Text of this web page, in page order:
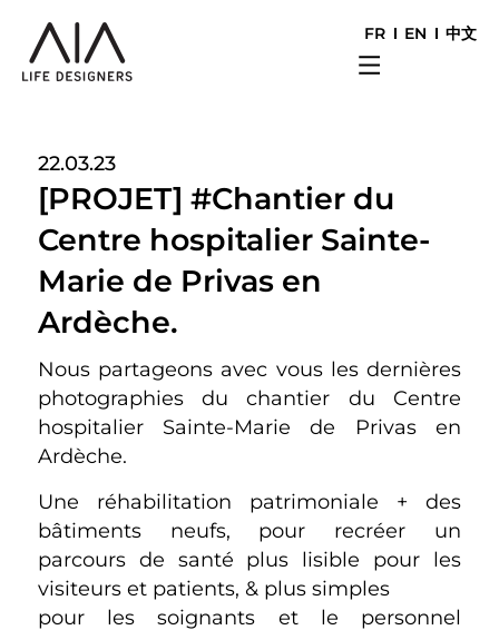
FR EN 中文
22.03.23
[PROJET] #Chantier du
Centre hospitalier Sainte-
Marie de Privas en
Ardèche.
Nous partageons avec vous les dernières
photographies du chantier du Centre
hospitalier Sainte-Marie de Privas en
Ardèche.
Une réhabilitation patrimoniale + des
bâtiments neufs, pour recréer un
parcours de santé plus lisible pour les
visiteurs et patients, & plus simples
pour les soignants et le personnel